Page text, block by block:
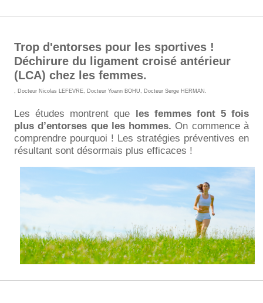
Trop d'entorses pour les sportives !
Déchirure du ligament croisé antérieur
(LCA) chez les femmes.
Docteur Nicolas LEFEVRE Docteur Yoann BOHU Docteur Serge HERMAN
Les études montrent que les femmes font 5 fois
plus d’entorses que les hommes. On commence à
comprendre pourquoi ! Les stratégies préventives en
résultant sont désormais plus efficaces !